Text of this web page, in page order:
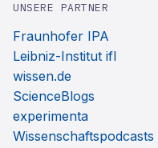
UNSERE PARTNER
Fraunhofer IPA
Leibniz-Institut ifl
wissen.de
ScienceBlogs
experimenta
Wissenschaftspodcasts